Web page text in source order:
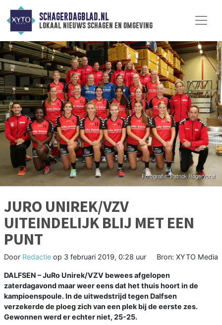
SCHAGERDAGBLAD.NL
lokaal nieuws schagen en omgeving
JURO UNIREK/VZV
UITEINDELIJK BLIJ MET EEN
PUNT
Door Redactie op 3 februari 2019, 0:28 uur Bron: XYTO Media
DALFSEN –JuRo Unirek/VZV bewees afgelopen
zaterdagavond maar weer eens dat het thuis hoort in de
kampioenspoule. In de uitwedstrijd tegen Dalfsen
verzekerde de ploeg zich van een plek bij de eerste zes.
Gewonnen werd er echter niet, 25-25.